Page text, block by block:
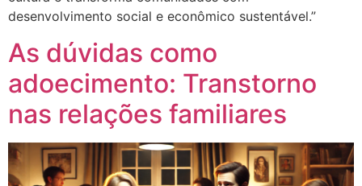
desenvolvimento social e econômico sustentável.”
As dúvidas como
adoecimento: Transtorno
nas relações familiares